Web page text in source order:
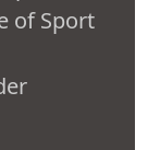
of Sport